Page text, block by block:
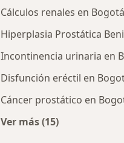
Cálculos renales en Bogotá
Hiperplasia Prostática
Incontinencia urinaria en
Disfunción eréctil en
Cáncer prostático en
Ver más (15)